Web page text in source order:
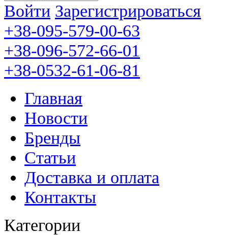
Войти Зарегистрироваться
+38-095-579-00-63
+38-096-572-66-01
+38-0532-61-06-81
Главная
Новости
Бренды
Статьи
Доставка и оплата
Контакты
Категории